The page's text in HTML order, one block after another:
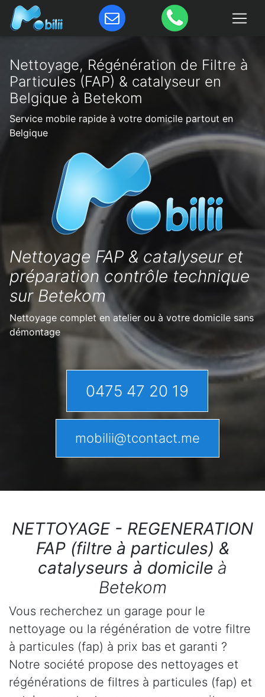
Nettoyage, Régénération de Filtre à
Particules (FAP) & catalyseur en
Belgique à Betekom
Service mobile rapide à votre domicile partout en
Belgique
Nettoyage FAP & catalyseur et
préparation contrôle technique
sur Betekom
Nettoyage complet en atelier ou à votre domicile sans
démontage
0475 47 20 19
mobilii@tcontact.me
NETTOYAGE - REGENERATION
FAP (filtre à particules) &
catalyseurs à domicile à
Betekom
Vous recherchez un garage pour le
nettoyage ou la régénération de votre filtre
à particules (fap) à prix bas et garanti ?
Notre société propose des nettoyages et
régénérations de filtres à particules (fap) et